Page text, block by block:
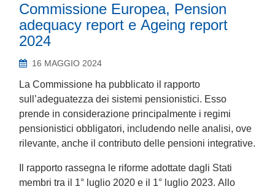
Commissione Europea, Pension
adequacy report e Ageing report
2024
16 MAGGIO 2024
La Commissione ha pubblicato il rapporto
sull’adeguatezza dei sistemi pensionistici. Esso
prende in considerazione principalmente i regimi
pensionistici obbligatori, includendo nelle analisi, ove
rilevante, anche il contributo delle pensioni integrative.
Il rapporto rassegna le riforme adottate dagli Stati
membri tra il 1° luglio 2020 e il 1° luglio 2023. Allo